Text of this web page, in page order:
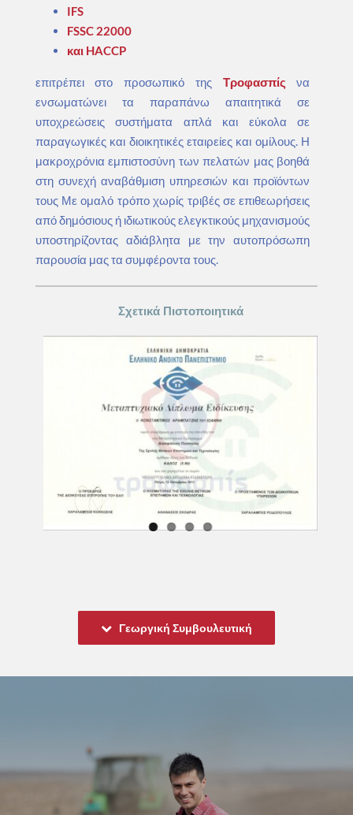
IFS
FSSC 22000
και HACCP
επιτρέπει στο προσωπικό της Τροφασπίς να
ενσωματώνει τα παραπάνω απαιτητικά σε
υποχρεώσεις συστήματα απλά και εύκολα σε
παραγωγικές και διοικητικές εταιρείες και ομίλους. Η
μακροχρόνια εμπιστοσύνη των πελατών μας βοηθά
στη συνεχή αναβάθμιση υπηρεσιών και προϊόντων
τους Με ομαλό τρόπο χωρίς τριβές σε επιθεωρήσεις
από δημόσιους ή ιδιωτικούς ελεγκτικούς μηχανισμούς
υποστηρίζοντας αδιάβλητα με την αυτοπρόσωπη
παρουσία μας τα συμφέροντα τους.
Σχετικά Πιστοποιητικά
Γεωργική Συμβουλευτική